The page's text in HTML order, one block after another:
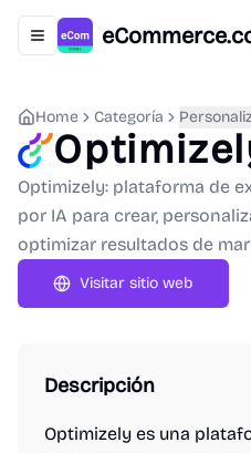
Abrir menú de navegación
Home Categoría
Optimizely: plataforma de
por IA para crear,
optimizar resultados de
Visitar sitio web
Descripción
Optimizely es una